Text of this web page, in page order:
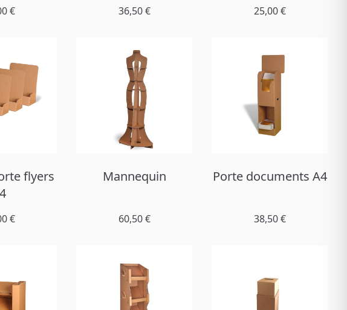
€ 36,50 € 25,00 €
flyers
€
Mannequin
60,50 €
Porte documents A4
38,50 €